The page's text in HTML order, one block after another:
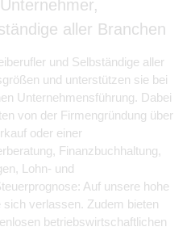
aller Branchen
und Selbständige aller
und unterstützen sie bei
Unternehmensführung. Dabei
von der Firmengründung über
oder einer
Finanzbuchhaltung,
Lohn- und
Auf unsere hohe
verlassen. Zudem bieten
betriebswirtschaftlichen